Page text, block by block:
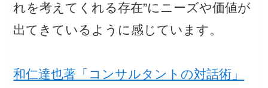
れを考えてくれる存在”にニーズや価値が
出てきているように感じています。
和仁達也著「コンサルタントの対話術」